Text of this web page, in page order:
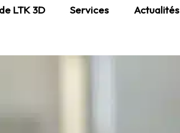
LTK 3D Services Actualités